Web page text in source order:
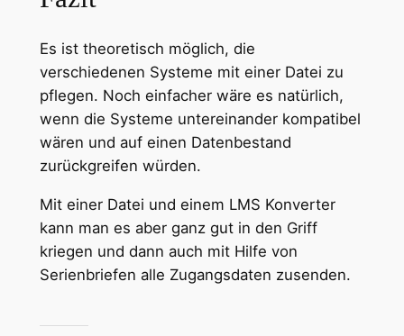
Es ist theoretisch möglich, die
verschiedenen Systeme mit einer Datei zu
pflegen. Noch einfacher wäre es natürlich,
wenn die Systeme untereinander kompatibel
wären und auf einen Datenbestand
zurückgreifen würden.
Mit einer Datei und einem LMS Konverter
kann man es aber ganz gut in den Griff
kriegen und dann auch mit Hilfe von
Serienbriefen alle Zugangsdaten zusenden.